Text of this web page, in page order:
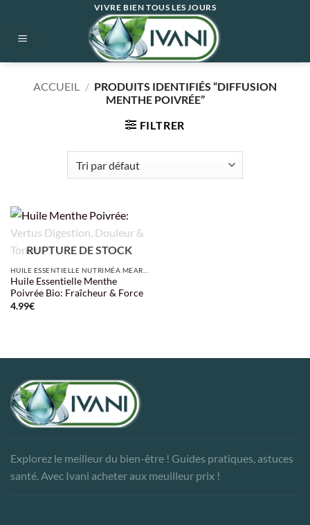
contenu
VIVRE BIEN TOUS LES JOURS
ACCUEIL / PRODUITS IDENTIFIÉS “DIFFUSION
MENTHE POIVRÉE”
FILTRER
RUPTURE DE STOCK
Huile Essentielle Menthe
Poivrée Bio: Fraîcheur & Force
4.99€
Explorez le meilleur du bien-être ! Guides pratiques, astuces
santé. Avec Ivani acheter aux meuilleur prix !